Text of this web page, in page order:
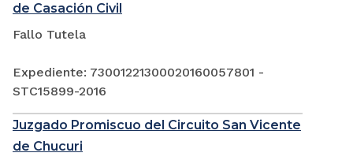
de Casación Civil
Fallo Tutela
Expediente: 73001221300020160057801 -
STC15899-2016
Juzgado Promiscuo del Circuito San Vicente
de Chucuri